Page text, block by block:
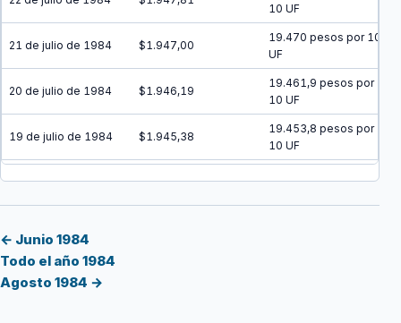
10 UF
21 de julio de 1984 $1.947,00
19.470 pesos por 10
UF
20 de julio de 1984 $1.946,19
19.461,9 pesos por
10 UF
19 de julio de 1984 $1.945,38
19.453,8 pesos por
10 UF
18 de julio de 1984 $1.944,57
← Junio 1984
Todo el año 1984
Agosto 1984 →